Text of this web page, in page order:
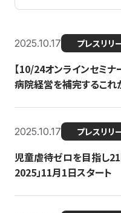
2025.10.17 プレスリリ
【10/24オンラインセミナ
病院経営を補完するこれ
2025.10.17 プレスリリ
児童虐待ゼロを目指し21
2025」11月1日スタート